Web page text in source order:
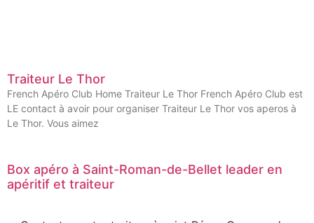
Traiteur Le Thor
French Apéro Club Home Traiteur Le Thor French Apéro Club est
LE contact à avoir pour organiser Traiteur Le Thor vos aperos à
Le Thor. Vous aimez
Box apéro à Saint-Roman-de-Bellet leader en
apéritif et traiteur